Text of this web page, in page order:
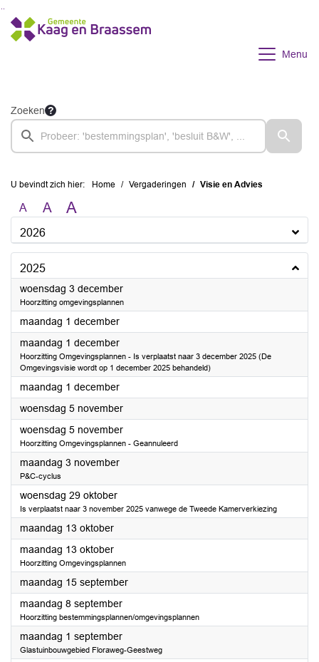
Ga naar de inhoud van deze pagina
Ga naar het zoeken
Ga naar het menu
Menu
Zoeken
U bevindt zich hier: Home Vergaderingen Visie en Advies
A A A
2026
2025
woensdag 3 december2025
Hoorzitting omgevingsplannen
maandag 1 december2025
maandag 1 december2025
Hoorzitting Omgevingsplannen - Is verplaatst naar 3 december 2025 (De
Omgevingsvisie wordt op 1 december 2025 behandeld)
maandag 1 december2025
woensdag 5 november2025
woensdag 5 november2025
Hoorzitting Omgevingsplannen - Geannuleerd
maandag 3 november2025
P&C-cyclus
woensdag 29 oktober2025
Is verplaatst naar 3 november 2025 vanwege de Tweede Kamerverkiezing
maandag 13 oktober2025
maandag 13 oktober2025
Hoorzitting Omgevingsplannen
maandag 15 september2025
maandag 8 september2025
Hoorzitting bestemmingsplannen/omgevingsplannen
maandag 1 september2025
Glastuinbouwgebied Floraweg-Geestweg